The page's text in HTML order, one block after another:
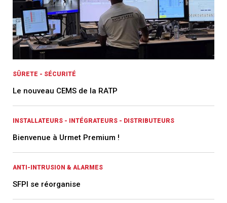
SÛRETE - SÉCURITÉ
Le nouveau CEMS de la RATP
INSTALLATEURS - INTÉGRATEURS - DISTRIBUTEURS
Bienvenue à Urmet Premium !
ANTI-INTRUSION & ALARMES
SFPI se réorganise